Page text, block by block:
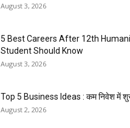
August 3, 2026
5 Best Careers After 12th
Student Should Know
August 3, 2026
Top 5 Business Ideas : कम निवेश में
August 2, 2026